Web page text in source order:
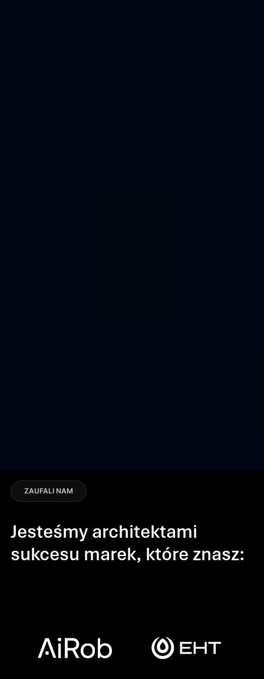
ZAUFALI NAM
Jesteśmy architektami
sukcesu marek, które znasz: